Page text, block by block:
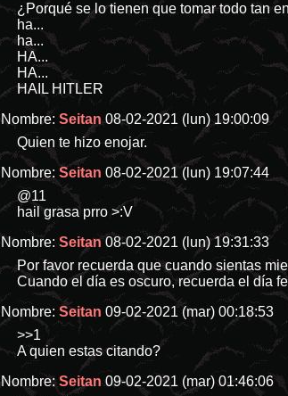
¿Porqué se lo tienen que tomar todo tan
ha...
ha...
HA...
HA...
HAIL HITLER
Nombre:Seitan 08-02-2021 (lun) 19:00:09
Quien te hizo enojar.
Nombre:Seitan 08-02-2021 (lun) 19:07:44
@11
hail grasa prro >:V
Nombre:Seitan 08-02-2021 (lun) 19:31:33
Por favor recuerda que cuando sientas
Cuando el día es oscuro, recuerda el día
Nombre:Seitan 09-02-2021 (mar) 00:18:53
>>1
A quien estas citando?
Nombre:Seitan 09-02-2021 (mar) 01:46:06